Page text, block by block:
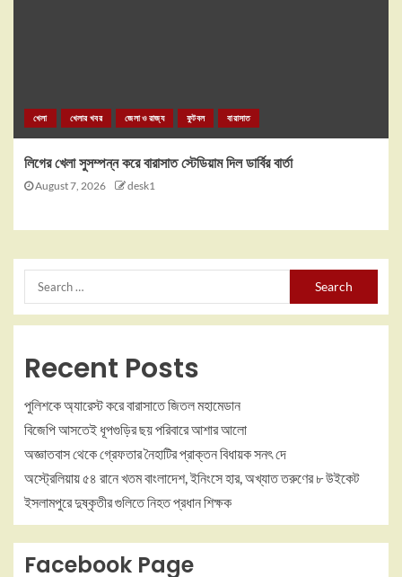
খেলা খেলার খবর জেলা ও রাজ্য ফুটবল বারাসাত
লিগের খেলা সুসম্পন্ন করে বারাসাত স্টেডিয়াম দিল ডার্বির বার্তা
August 7, 2026 desk1
Recent Posts
পুলিশকে অ্যারেস্ট করে বারাসাতে জিতল মহামেডান
বিজেপি আসতেই ধূপগুড়ির ছয় পরিবারে আশার আলো
অজ্ঞাতবাস থেকে গ্রেফতার নৈহাটির প্রাক্তন বিধায়ক সনৎ দে
অস্ট্রেলিয়ায় ৫৪ রানে খতম বাংলাদেশ, ইনিংসে হার, অখ্যাত তরুণের ৮ উইকেট
ইসলামপুরে দুষ্কৃতীর গুলিতে নিহত প্রধান শিক্ষক
Facebook Page